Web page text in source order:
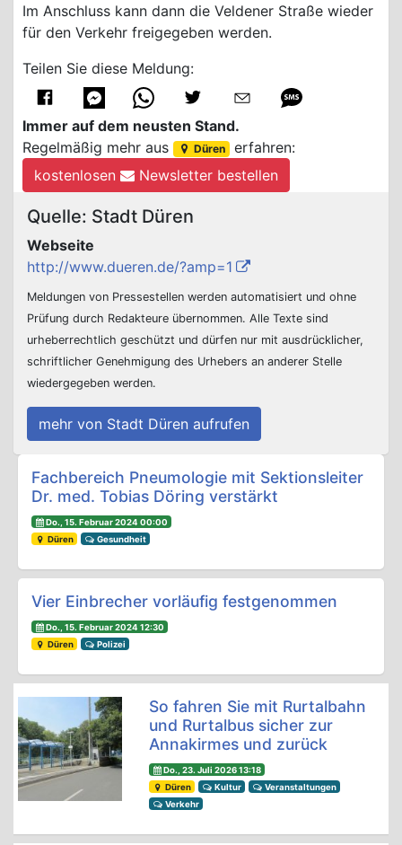
Im Anschluss kann dann die Veldener Straße wieder
für den Verkehr freigegeben werden.
Teilen Sie diese Meldung:
Immer auf dem neusten Stand.
Regelmäßig mehr aus
Düren
erfahren:
kostenlosen
Newsletter bestellen
Quelle: Stadt Düren
Webseite
http://www.dueren.de/?amp=1
Meldungen von Pressestellen werden automatisiert und ohne
Prüfung durch Redakteure übernommen. Alle Texte sind
urheberrechtlich geschützt und dürfen nur mit ausdrücklicher,
schriftlicher Genehmigung des Urhebers an anderer Stelle
wiedergegeben werden.
mehr von Stadt Düren aufrufen
Beitrags-Navigation
Fachbereich Pneumologie mit Sektionsleiter
Dr. med. Tobias Döring verstärkt
Do., 15. Februar 2024 00:00
Düren
Gesundheit
Vier Einbrecher vorläufig festgenommen
Do., 15. Februar 2024 12:30
Düren
Polizei
So fahren Sie mit Rurtalbahn
und Rurtalbus sicher zur
Annakirmes und zurück
Do., 23. Juli 2026 13:18
Düren
Kultur
Veranstaltungen
Verkehr